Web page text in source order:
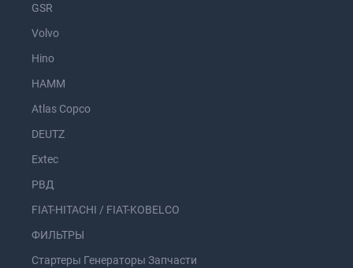
GSR
Volvo
Hino
HAMM
Atlas Copco
DEUTZ
Extec
РВД
FIAT-HITACHI / FIAT-KOBELCO
ФИЛЬТРЫ
Стартеры Генераторы Запчасти